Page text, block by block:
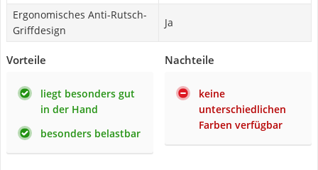
Ergonomisches Anti-Rutsch-
Griffdesign
Ja
Vorteile
liegt besonders gut
in der Hand
besonders belastbar
Nachteile
keine
unterschiedlichen
Farben verfügbar